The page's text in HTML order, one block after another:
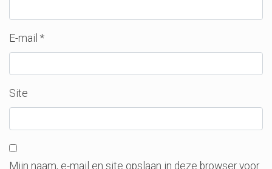
E-mail *
Site
Mijn naam, e-mail en site opslaan in deze browser voor